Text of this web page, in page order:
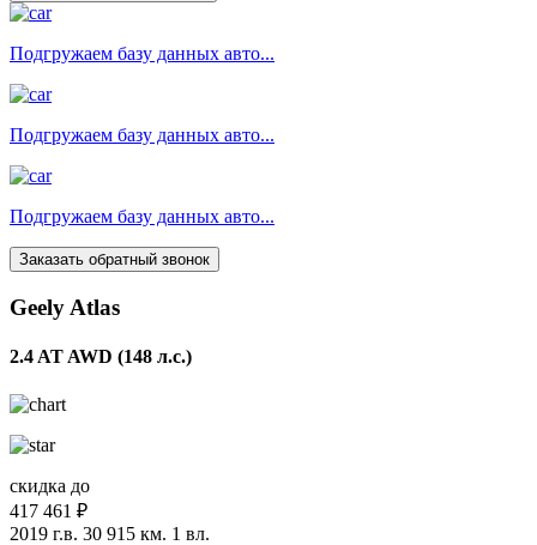
Подгружаем базу данных авто...
Подгружаем базу данных авто...
Подгружаем базу данных авто...
Заказать обратный звонок
Geely Atlas
2.4 AT AWD (148 л.с.)
скидка до
417 461 ₽
2019 г.в. 30 915 км. 1 вл.